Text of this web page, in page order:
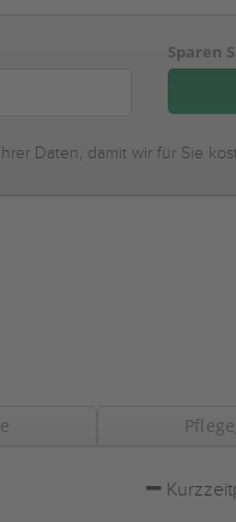
Sparen
Daten, damit wir für Sie